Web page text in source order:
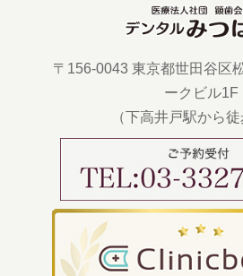
〒156-0043 東京都世田谷区
ークビル1F
（下高井戸駅から徒